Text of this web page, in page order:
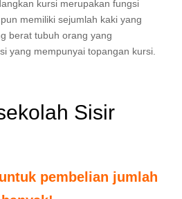
kursi merupakan fungsi
memiliki sejumlah kaki yang
berat tubuh orang yang
yang mempunyai topangan kursi.
Sisir
pembelian jumlah